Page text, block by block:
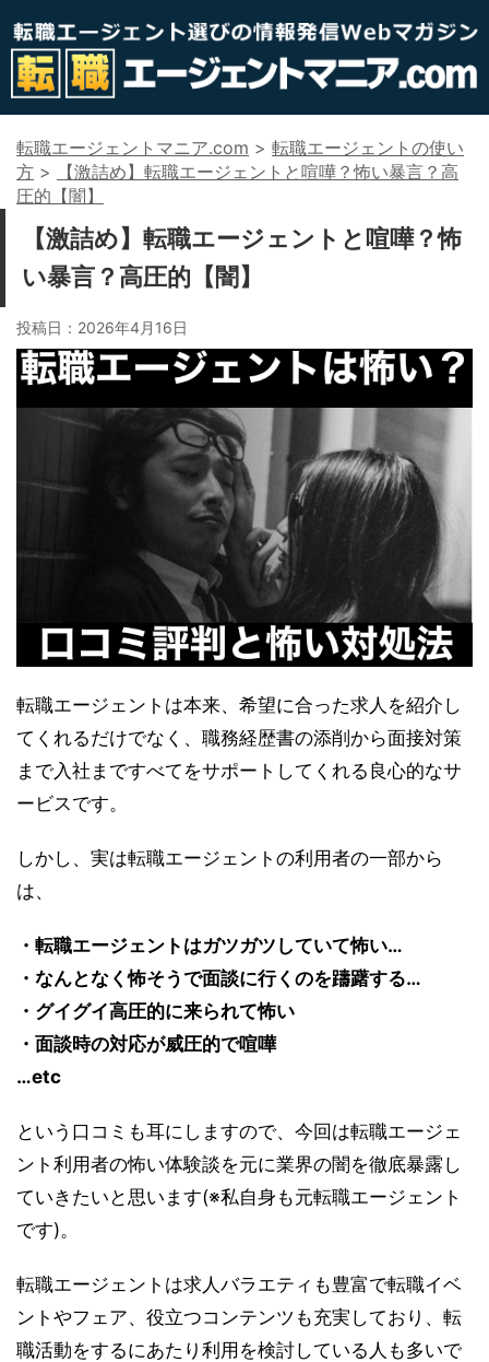
転職エージェントマニア.com > 転職エージェントの使い
方 >
【激詰め】転職エージェントと喧嘩？怖い暴言？高
圧的【闇】
【激詰め】転職エージェントと喧嘩？怖
い暴言？高圧的【闇】
投稿日： 2026年4月16日
転職エージェントは本来、希望に合った求人を紹介し
てくれるだけでなく、職務経歴書の添削から面接対策
まで入社まですべてをサポートしてくれる良心的なサ
ービスです。
しかし、実は転職エージェントの利用者の一部から
は、
・転職エージェントはガツガツしていて怖い…
・なんとなく怖そうで面談に行くのを躊躇する…
・グイグイ高圧的に来られて怖い
・面談時の対応が威圧的で喧嘩
…etc
という口コミも耳にしますので、今回は転職エージェ
ント利用者の怖い体験談を元に業界の闇を徹底暴露し
ていきたいと思います(※私自身も元転職エージェント
です)。
転職エージェントは求人バラエティも豊富で転職イベ
ントやフェア、役立つコンテンツも充実しており、転
職活動をするにあたり利用を検討している人も多いで